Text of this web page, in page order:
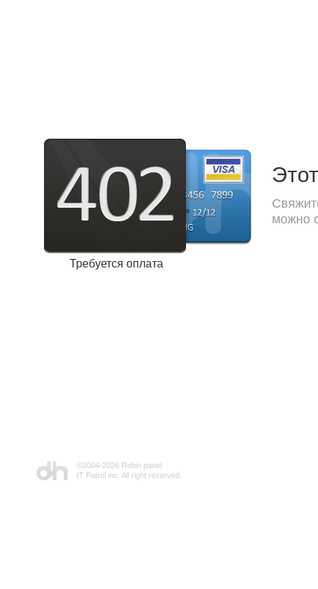
Требуется оплата
можно
©2004-2026 Robin panel
IT Patrol inc. All right reserved.